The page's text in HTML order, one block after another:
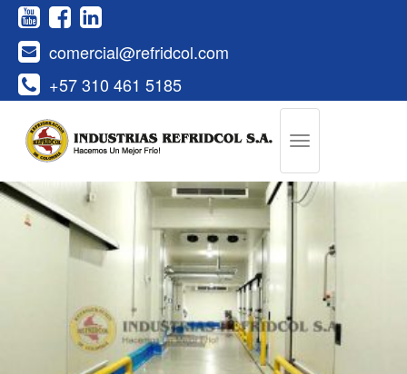
+57 310 461 5185
comercial@refridcol.com